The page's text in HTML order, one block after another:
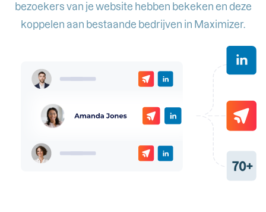
bezoekers van je website hebben bekeken en deze
koppelen aan bestaande bedrijven in Maximizer.